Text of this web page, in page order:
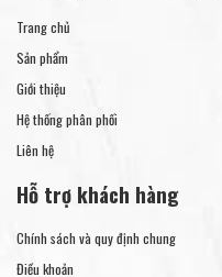
Trang chủ
Sản phẩm
Giới thiệu
Hệ thống phân phối
Liên hệ
Hỗ trợ khách hàng
Chính sách và quy định chung
Điều khoản